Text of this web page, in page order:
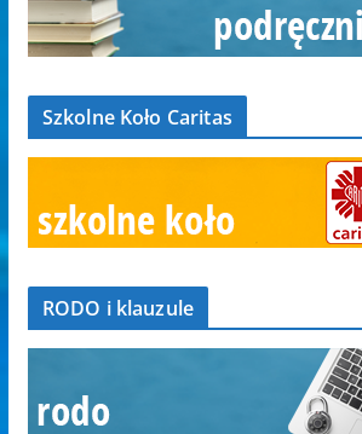
Szkolne Koło Caritas
RODO i klauzule